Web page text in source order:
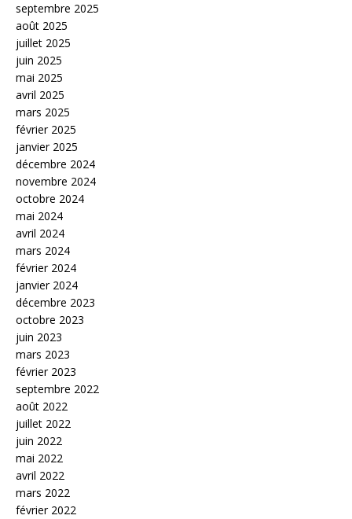
septembre 2025
août 2025
juillet 2025
juin 2025
mai 2025
avril 2025
mars 2025
février 2025
janvier 2025
décembre 2024
novembre 2024
octobre 2024
mai 2024
avril 2024
mars 2024
février 2024
janvier 2024
décembre 2023
octobre 2023
juin 2023
mars 2023
février 2023
septembre 2022
août 2022
juillet 2022
juin 2022
mai 2022
avril 2022
mars 2022
février 2022